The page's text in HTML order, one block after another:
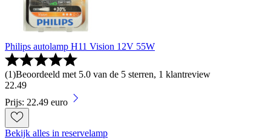
Philips autolamp H11 Vision 12V 55W
(1)Beoordeeld met 5.0 van de 5 sterren, 1 klantreview
22.49
Prijs: 22.49 euro
Bekijk alles in reservelamp